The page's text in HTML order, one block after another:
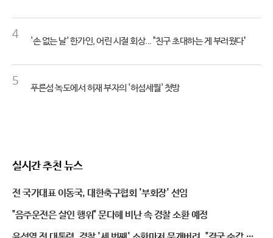
4
'손 없는 날' 한가인, 어린 시절 회상... "친구 초대하는 게 부러웠다"
5
푸른섬 녹도에서 허재 부자의 '허섬세월' 첫방
실시간 추천 뉴스
전 국가대표 이동국, 대한축구협회 '부회장' 선임
"음주운전은 살인 행위" 문다혜 비난 속 경찰 소환 예정